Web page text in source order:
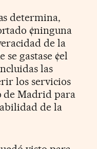
determina,
¢ninguna
de la
gastase ¢el
las
los servicios
de Madrid para
de la